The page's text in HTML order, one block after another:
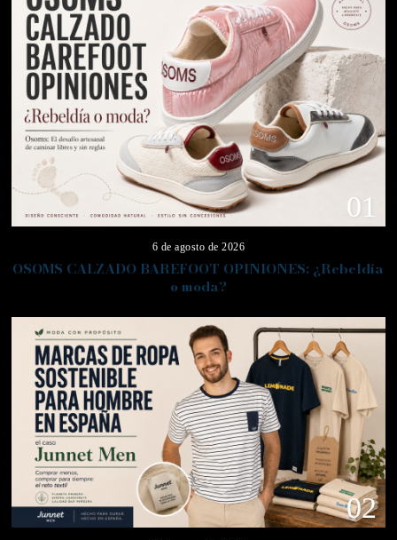
01
6 de agosto de 2026
OSOMS CALZADO BAREFOOT OPINIONES: ¿Rebeldía
o moda?
02